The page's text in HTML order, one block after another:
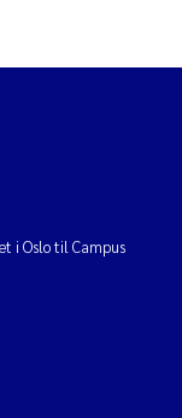
i Oslo til Campus